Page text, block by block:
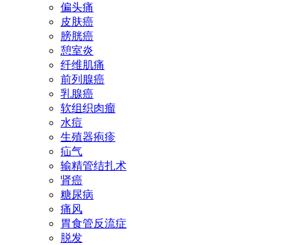
偏头痛
皮肤癌
膀胱癌
憩室炎
纤维肌痛
前列腺癌
乳腺癌
软组织肉瘤
水痘
生殖器疱疹
疝气
输精管结扎术
肾癌
糖尿病
痛风
胃食管反流症
脱发